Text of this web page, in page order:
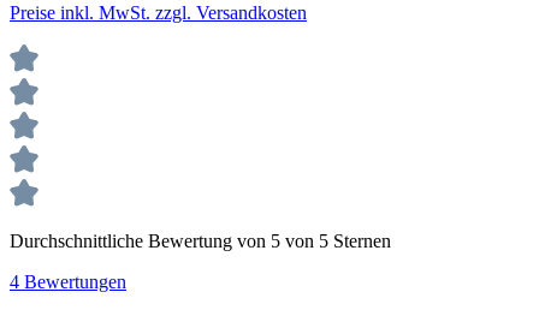
Preise inkl. MwSt. zzgl. Versandkosten
Durchschnittliche Bewertung von 5 von 5 Sternen
4 Bewertungen